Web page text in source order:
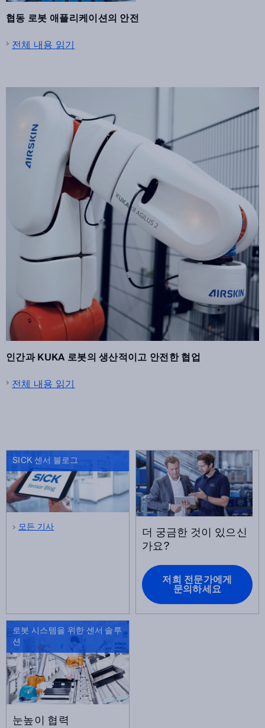
협동 로봇 애플리케이션의 안전
전체 내용 읽기
인간과 KUKA 로봇의 생산적이고 안전한 협업
전체 내용 읽기
SICK 센서 블로그
모든 기사 더 궁금한 것이 있으신
가요?
저희 전문가에게
문의하세요
로봇 시스템을 위한 센서 솔루
션
눈높이 협력